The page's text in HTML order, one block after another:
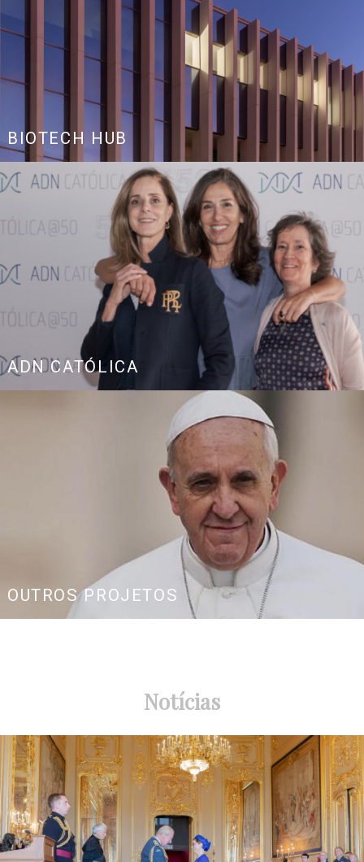
BIOTECH HUB
ADN CATÓLICA
OUTROS PROJETOS
Notícias